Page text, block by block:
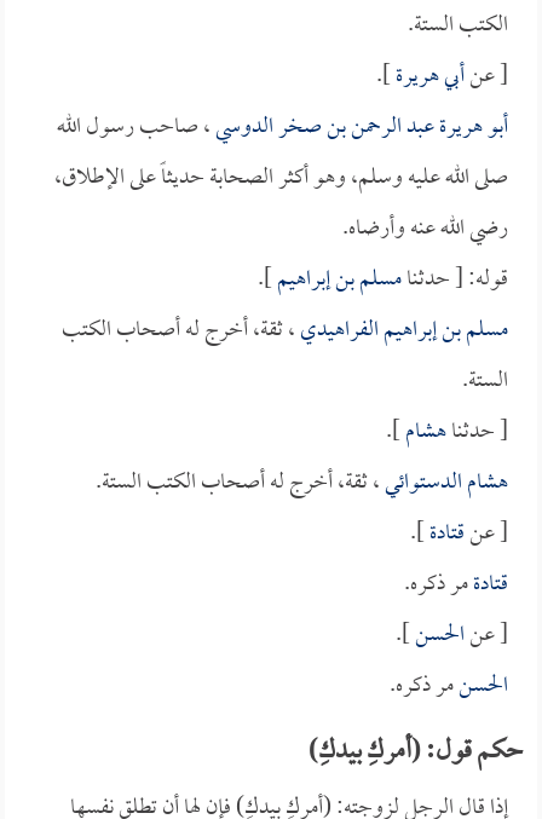
الكتب الستة.
[ عنأبي هريرة].
أبو هريرة عبد الرحمن بن صخر الدوسي، صاحب رسول الله
صلى الله عليه وسلم، وهو أكثر الصحابة حديثاً على الإطلاق،
رضي الله عنه وأرضاه.
قوله: [ حدثنامسلم بن إبراهيم].
مسلم بن إبراهيم الفراهيدي، ثقة، أخرج له أصحاب الكتب
الستة.
[ حدثناهشام].
هشام الدستوائي، ثقة، أخرج له أصحاب الكتب الستة.
[ عنقتادة].
قتادةمر ذكره.
[ عنالحسن].
الحسنمر ذكره.
حكم قول: (أمركِ بيدكِ)
إذا قال الرجل لزوجته: (أمركِ بيدكِ) فإن لها أن تطلق نفسها